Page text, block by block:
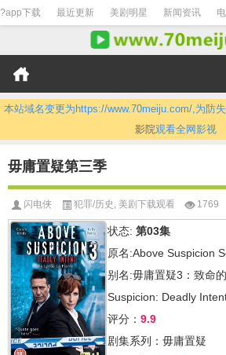
?app下载 最近更新 美剧明星 新闻资讯
本站域名变更为https://www.70meiju.com/,为防
影院观看全网影视
毋庸置疑第三季
闪电侠 犯罪/历史 , 美剧下载观看 1769
状态: 第03集
原名:Above Suspicion
别名:毋庸置疑3：致命
Suspicion: Deadly
评分： 9.9
剧集系列：毋庸置疑